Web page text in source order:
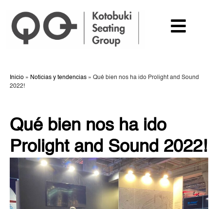
Inicio » Noticias y tendencias » Qué bien nos ha ido Prolight and Sound
2022!
Qué bien nos ha ido
Prolight and Sound 2022!